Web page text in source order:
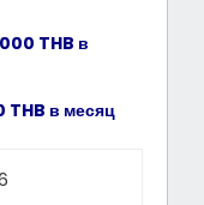
THB в
в месяц